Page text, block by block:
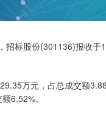
招标股份(301136)报收
万元，占总成交额
6.52%。
10.39